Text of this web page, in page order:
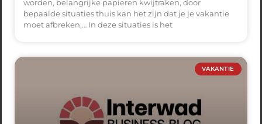
worden, belangrijke papieren kwijtraken, door
bepaalde situaties thuis kan het zijn dat je je vakantie
moet afbreken,… In deze situaties is het
VAKANTIE